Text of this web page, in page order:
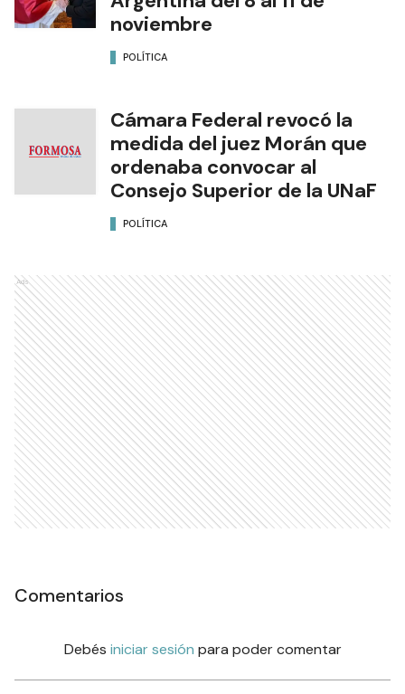
noviembre
POLÍTICA
Cámara Federal revocó la
medida del juez Morán que
ordenaba convocar al
Consejo Superior de la UNaF
POLÍTICA
Ads
Comentarios
Debés iniciar sesión para poder comentar